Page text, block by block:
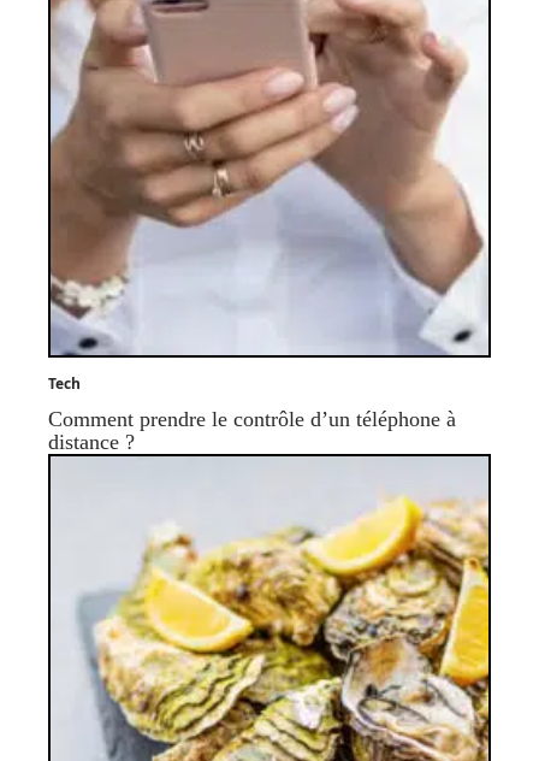
Tech
Comment prendre le contrôle d’un téléphone à
distance ?